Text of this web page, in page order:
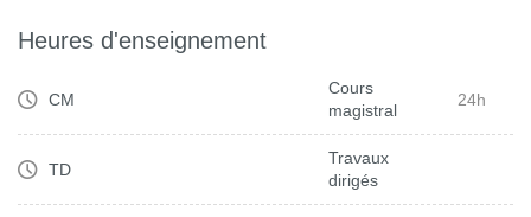
Heures d'enseignement
CM
Cours
magistral
24h
TD
Travaux
dirigés